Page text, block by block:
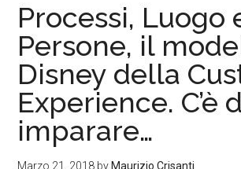
Processi, Luogo
Persone, il
Disney della
Experience. C’è
imparare…
Marzo 21, 2018 by Maurizio Crisanti